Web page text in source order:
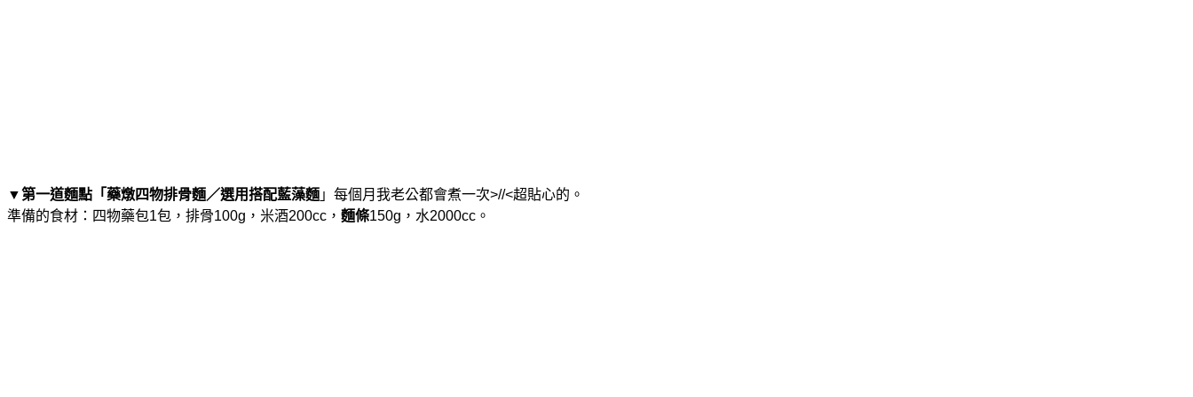
▼第一道麵點「藥燉四物排骨麵／選用搭配藍藻麵 」每個月我老公都會煮一次>//<超貼心的。
準備的食材：四物藥包1包，排骨100g，米酒200cc， 麵條150g，水2000cc。